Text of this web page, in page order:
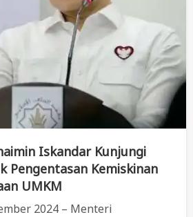
Iskandar Kunjungi
Pengentasan Kemiskinan
UMKM
2024 – Menteri